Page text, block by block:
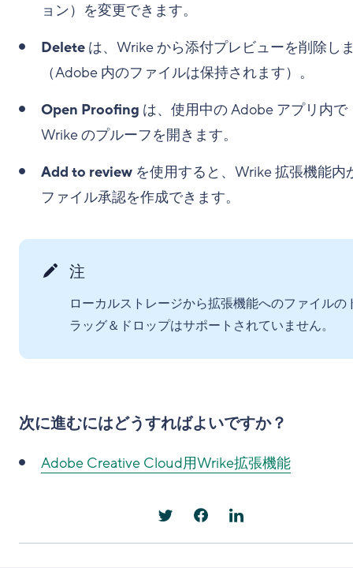
ョン）を変更できます。
Delete は、Wrike から添付プレビューを削除し
（Adobe 内のファイルは保持されます）。
Open Proofing は、使用中の Adobe アプリ内で
Wrike のプルーフを開きます。
Add to review を使用すると、Wrike 拡張機能内
ファイル承認を作成できます。
注
ローカルストレージから拡張機能へのファイルの
ラッグ＆ドロップはサポートされていません。
次に進むにはどうすればよいですか？
Adobe Creative Cloud用Wrike拡張機能